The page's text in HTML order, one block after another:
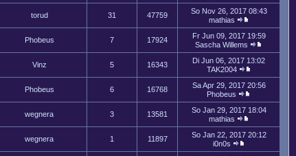
torud 31 47759
So Nov 26, 2017 08:43
mathias
Phobeus 7 17924
Fr Jun 09, 2017 19:59
Sascha Willems
Vinz 5 16343
Di Jun 06, 2017 13:02
TAK2004
Phobeus 6 16768
Sa Apr 29, 2017 20:56
Phobeus
wegnera 3 13581
So Jan 29, 2017 18:04
mathias
wegnera 1 11897
So Jan 22, 2017 20:12
i0n0s